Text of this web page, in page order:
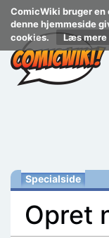
ComicWiki bruger
denne hjemmeside
cookies.
Læs mere
Specialside
Opret